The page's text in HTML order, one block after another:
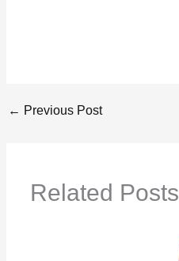
← Previous Post
Related Posts